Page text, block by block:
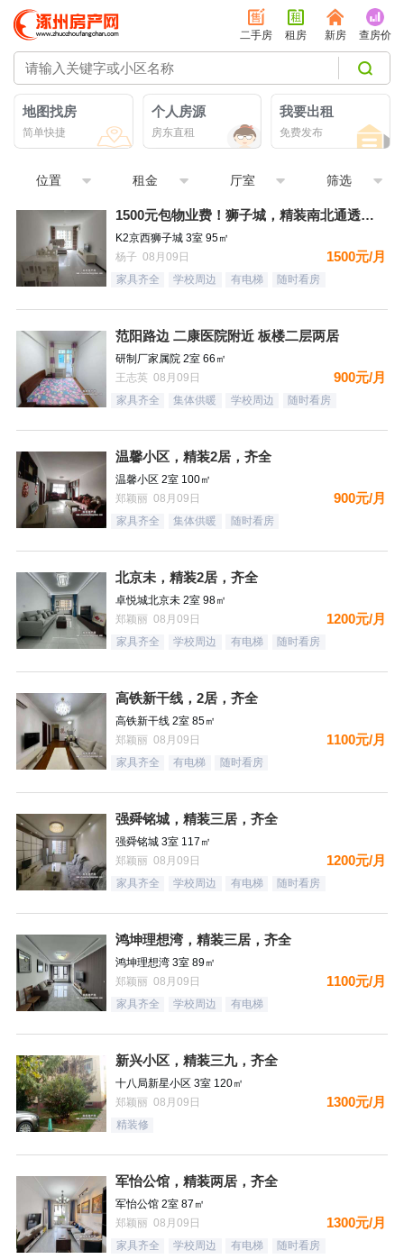
二手房 租房 新房 查房价
地图找房
简单快捷
个人房源
房东直租
我要出租
免费发布
位置 租金 厅室 筛选
1500元包物业费！狮子城，精装南北通透大三居，家具家电齐全
K2京西狮子城 3室 95㎡
杨子 08月09日
1500元/月
家具齐全 学校周边 有电梯 随时看房
范阳路边 二康医院附近 板楼二层两居
研制厂家属院 2室 66㎡
王志英 08月09日
900元/月
家具齐全 集体供暖 学校周边 随时看房
温馨小区，精装2居，齐全
温馨小区 2室 100㎡
郑颖丽 08月09日
900元/月
家具齐全 集体供暖 随时看房
北京未，精装2居，齐全
卓悦城北京未 2室 98㎡
郑颖丽 08月09日
1200元/月
家具齐全 学校周边 有电梯 随时看房
高铁新干线，2居，齐全
高铁新干线 2室 85㎡
郑颖丽 08月09日
1100元/月
家具齐全 有电梯 随时看房
强舜铭城，精装三居，齐全
强舜铭城 3室 117㎡
郑颖丽 08月09日
1200元/月
家具齐全 学校周边 有电梯 随时看房
鸿坤理想湾，精装三居，齐全
鸿坤理想湾 3室 89㎡
郑颖丽 08月09日
1100元/月
家具齐全 学校周边 有电梯
新兴小区，精装三九，齐全
十八局新星小区 3室 120㎡
郑颖丽 08月09日
1300元/月
精装修
军怡公馆，精装两居，齐全
军怡公馆 2室 87㎡
郑颖丽 08月09日
1300元/月
家具齐全 学校周边 有电梯 随时看房